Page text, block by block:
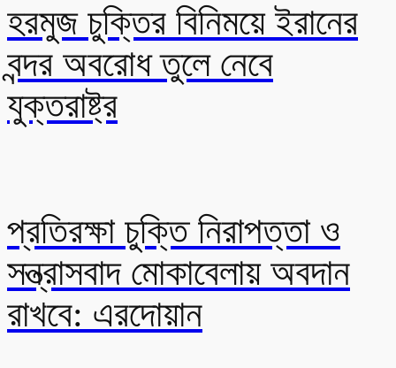
হরমুজ চুক্তির বিনিময়ে ইরানের
বন্দর অবরোধ তুলে নেবে
যুক্তরাষ্ট্র
প্রতিরক্ষা চুক্তি নিরাপত্তা ও
সন্ত্রাসবাদ মোকাবেলায় অবদান
রাখবে: এরদোয়ান